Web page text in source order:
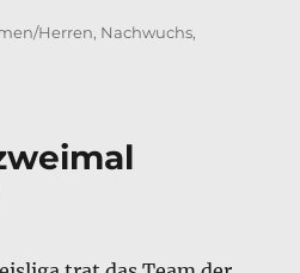
Herren, Nachwuchs,